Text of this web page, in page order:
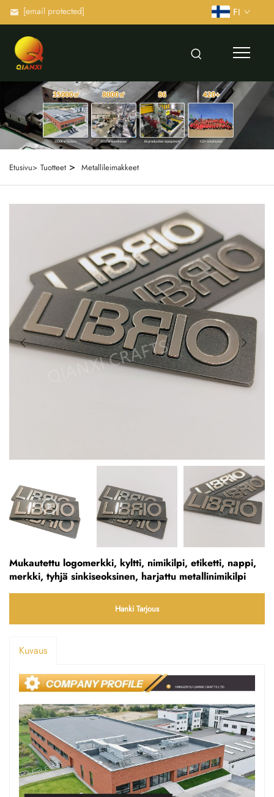
[email protected] FI
Etusivu> Tuotteet > Metallileimakkeet
Mukautettu logomerkki, kyltti, nimikilpi, etiketti, nappi,
merkki, tyhjä sinkiseoksinen, harjattu metallinimikilpi
Hanki Tarjous
Kuvaus